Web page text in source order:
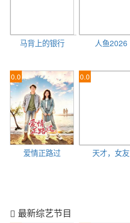
马背上的银行 人鱼2026
0.0
爱情正路过
0.0
天才，女友
最新综艺节目